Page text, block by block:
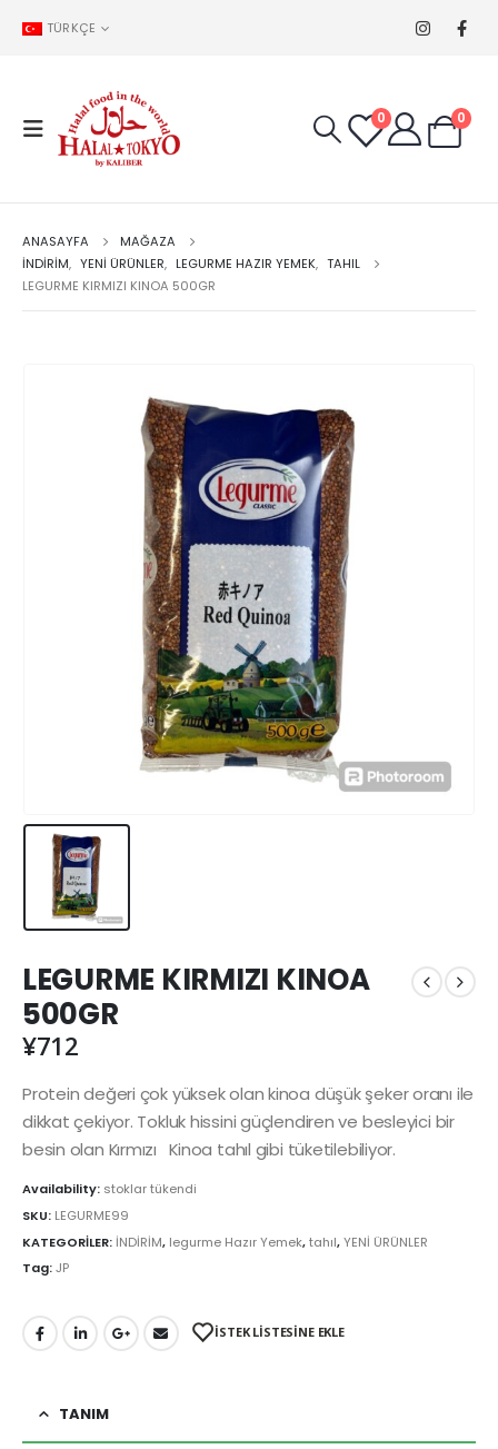
TÜRKÇE
0 0
ANASAYFA
MAĞAZA
İNDİRİM, YENİ ÜRÜNLER, LEGURME HAZIR YEMEK, TAHIL
LEGURME KIRMIZI KINOA 500GR
LEGURME KIRMIZI KINOA
500GR
¥712
Protein değeri çok yüksek olan kinoa düşük şeker oranı ile
dikkat çekiyor. Tokluk hissini güçlendiren ve besleyici bir
besin olan Kırmızı Kinoa tahıl gibi tüketilebiliyor.
Availability: stoklar tükendi
SKU: LEGURME99
KATEGORİLER: İNDİRİM, legurme Hazır Yemek,tahıl,YENİ ÜRÜNLER
Tag:JP
İSTEK LİSTESİNE EKLE
TANIM